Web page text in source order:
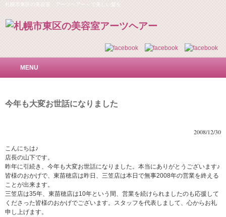
札幌市東区の美容室 アーツヘアー～で美しい髪を
MENU
今年も大変お世話になりました
2008/12/30
こんにちは♪
店長の山下です。
昨年に引続き、今年も大変お世話になりました。本当にありがとうございます♪
皆様のおかげで、東苗穂店は昨日、三笠店は本日で無事2008年の営業を終える
ことが出来ます。
三笠店は35年、東苗穂店は10年という間、営業を続けられましたのも応援して
くださった皆様のおかげでございます。スタッフを代表しまして、心からお礼
申し上げます。